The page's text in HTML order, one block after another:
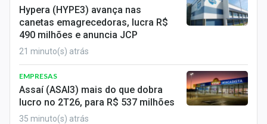
Economia
Empresas
Brasil
Política
Colunas
Hypera (HYPE3) avança nas
canetas emagrecedoras, lucra R$
490 milhões e anuncia JCP
21 minuto(s) atrás
EMPRESAS
Assaí (ASAI3) mais do que dobra
lucro no 2T26, para R$ 537 milhões
35 minuto(s) atrás